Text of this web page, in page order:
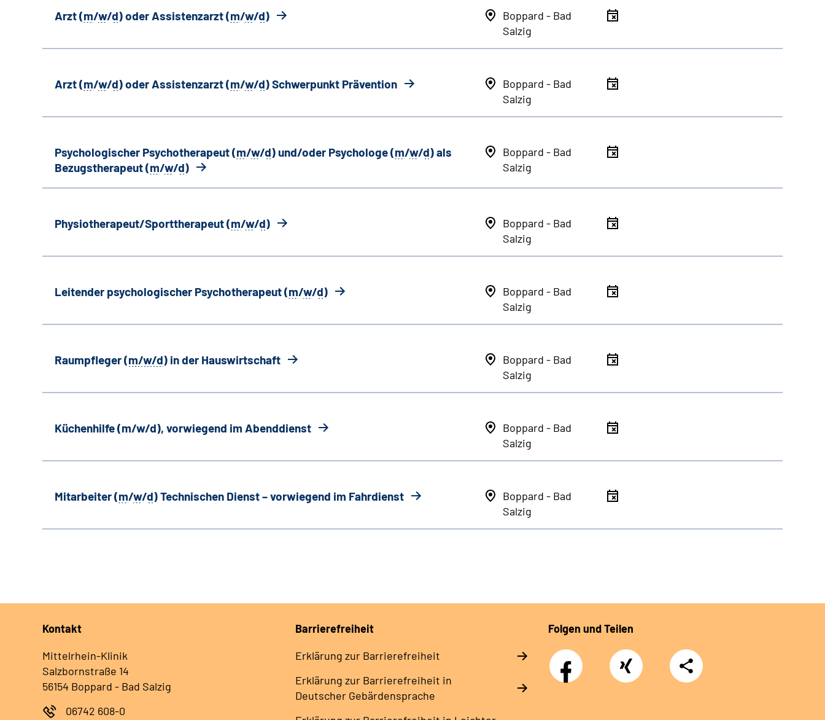
Arzt (m/w/d) oder Assistenzarzt (m/w/d)
Boppard - Bad
Salzig
Arzt (m/w/d) oder Assistenzarzt (m/w/d) Schwerpunkt Prävention
Boppard - Bad
Salzig
Psychologischer Psychotherapeut (m/w/d) und/oder Psychologe (m/w/d) als
Bezugstherapeut (m/w/d)
Boppard - Bad
Salzig
Physiotherapeut/Sporttherapeut (m/w/d)
Boppard - Bad
Salzig
Leitender psychologischer Psychotherapeut (m/w/d)
Boppard - Bad
Salzig
Raumpfleger (m/w/d) in der Hauswirtschaft
Boppard - Bad
Salzig
Küchenhilfe (m/w/d), vorwiegend im Abenddienst
Boppard - Bad
Salzig
Mitarbeiter (m/w/d) Technischen Dienst – vorwiegend im Fahrdienst
Boppard - Bad
Salzig
Kontakt
Mittelrhein-Klinik
Salzbornstraße 14
56154 Boppard - Bad Salzig
06742 608-0
Barrierefreiheit
Erklärung zur Barrierefreiheit
Erklärung zur Barrierefreiheit in
Deutscher Gebärdensprache
Folgen und Teilen
Facebook Xing
Teilen